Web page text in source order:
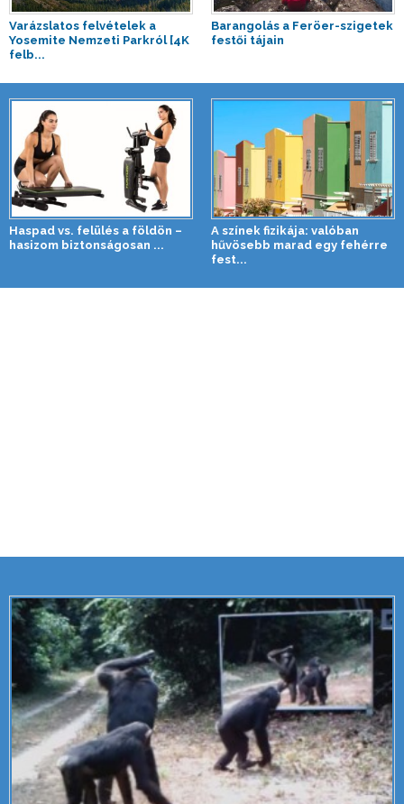
Varázslatos felvételek a
Yosemite Nemzeti Parkról [4K
felb...
Barangolás a Feröer-szigetek
festői tájain
Haspad vs. felülés a földön –
hasizom biztonságosan ...
A színek fizikája: valóban
hűvösebb marad egy fehérre
fest...